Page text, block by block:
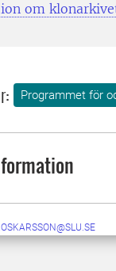
om
Programmet för